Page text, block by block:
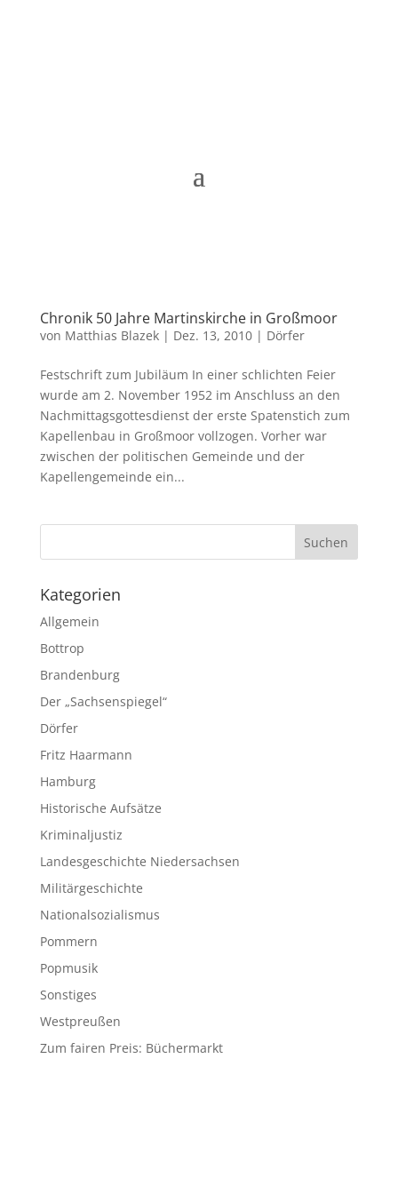
Chronik 50 Jahre Martinskirche in Großmoor
von Matthias Blazek| Dez. 13, 2010| Dörfer
Festschrift zum Jubiläum In einer schlichten Feier
wurde am 2. November 1952 im Anschluss an den
Nachmittagsgottesdienst der erste Spatenstich zum
Kapellenbau in Großmoor vollzogen. Vorher war
zwischen der politischen Gemeinde und der
Kapellengemeinde ein...
Kategorien
Allgemein
Bottrop
Brandenburg
Der „Sachsenspiegel“
Dörfer
Fritz Haarmann
Hamburg
Historische Aufsätze
Kriminaljustiz
Landesgeschichte Niedersachsen
Militärgeschichte
Nationalsozialismus
Pommern
Popmusik
Sonstiges
Westpreußen
Zum fairen Preis: Büchermarkt